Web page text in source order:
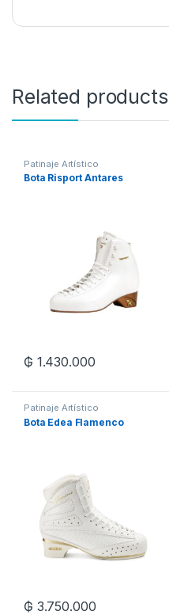
Related products
Patinaje Artístico
Bota Risport Antares
₲ 1.430.000
Patinaje Artístico
Bota Edea Flamenco
₲ 3.750.000